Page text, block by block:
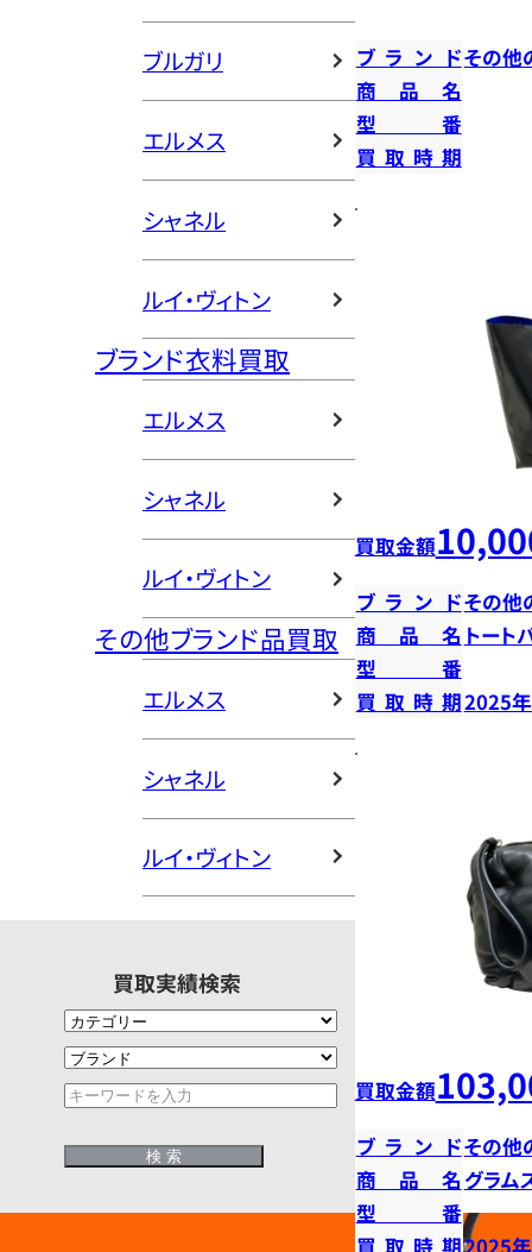
ブルガリ
エルメス
シャネル
ルイ・ヴィトン
ブランド衣料買取
エルメス
シャネル
ルイ・ヴィトン
その他ブランド品買取
エルメス
シャネル
ルイ・ヴィトン
買取実績検索
ブランドその他
商品名
型番
買取時期
買取金額
ブランドその他
商品名 トート
型番
買取時期2025
買取金額
ブランドその他
商品名 グラム
型番